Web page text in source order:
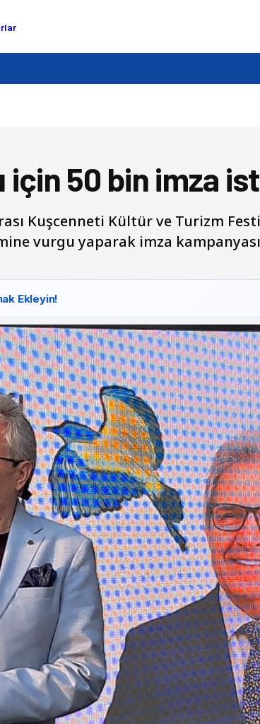
için 50 bin imza
Kuşcenneti Kültür ve Turizm
vurgu yaparak imza
Ekleyin!